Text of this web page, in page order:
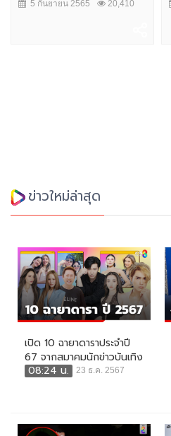
5 กันยายน 2565 20,410
ข่าวใหม่ล่าสุด
เปิด 10 ฉายาดาราประจำปี
67 จากสมาคมนักข่าวบันเทิง
08:24 น.
23 ธ.ค. 2567